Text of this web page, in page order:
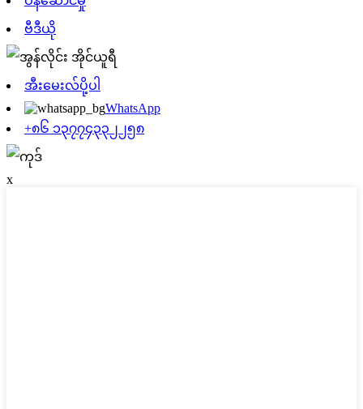
ဗီဒီယို
အီးမေးလ်ပို့ပါ
WhatsApp
+၈၆ ၁၃၇၇၄၃၃၂၂၅၈
x